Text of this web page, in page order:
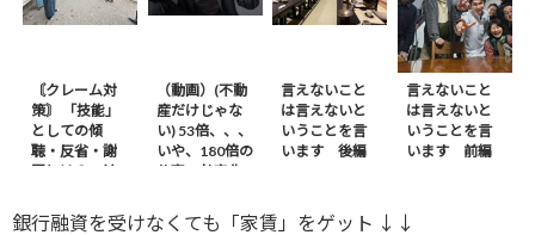
〘クレーム対
策〙 「技能」
としての傾
聴・反省・謝
罪とは？ – 前
（動画）(不動
産だけじゃな
い) 53倍、、、
いや、180倍の
仕事の効率化
言えないこと
は言えないと
いうことを言
います 後編
言えないこと
は言えないと
いうことを言
います 前編
銀行融資を受けなくても「家賃」をゲット ↓↓